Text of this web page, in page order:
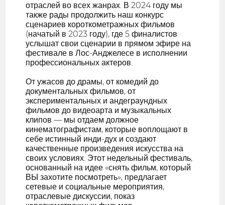
отраслей во всех жанрах. В 2024 году мы
также рады продолжить наш конкурс
сценариев короткометражных фильмов
(начатый в 2023 году), где 5 финалистов
услышат свои сценарии в прямом эфире на
фестивале в Лос-Анджелесе в исполнении
профессиональных актеров.
От ужасов до драмы, от комедий до
документальных фильмов, от
экспериментальных и андеграундных
фильмов до видеоарта и музыкальных
клипов — мы отдаем должное
кинематографистам, которые воплощают в
себе истинный инди-дух и создают
качественные произведения искусства на
своих условиях. Этот недельный фестиваль,
основанный на идее «снять фильм, который
ВЫ захотите посмотреть», предлагает
сетевые и социальные мероприятия,
отраслевые дискуссии, показ